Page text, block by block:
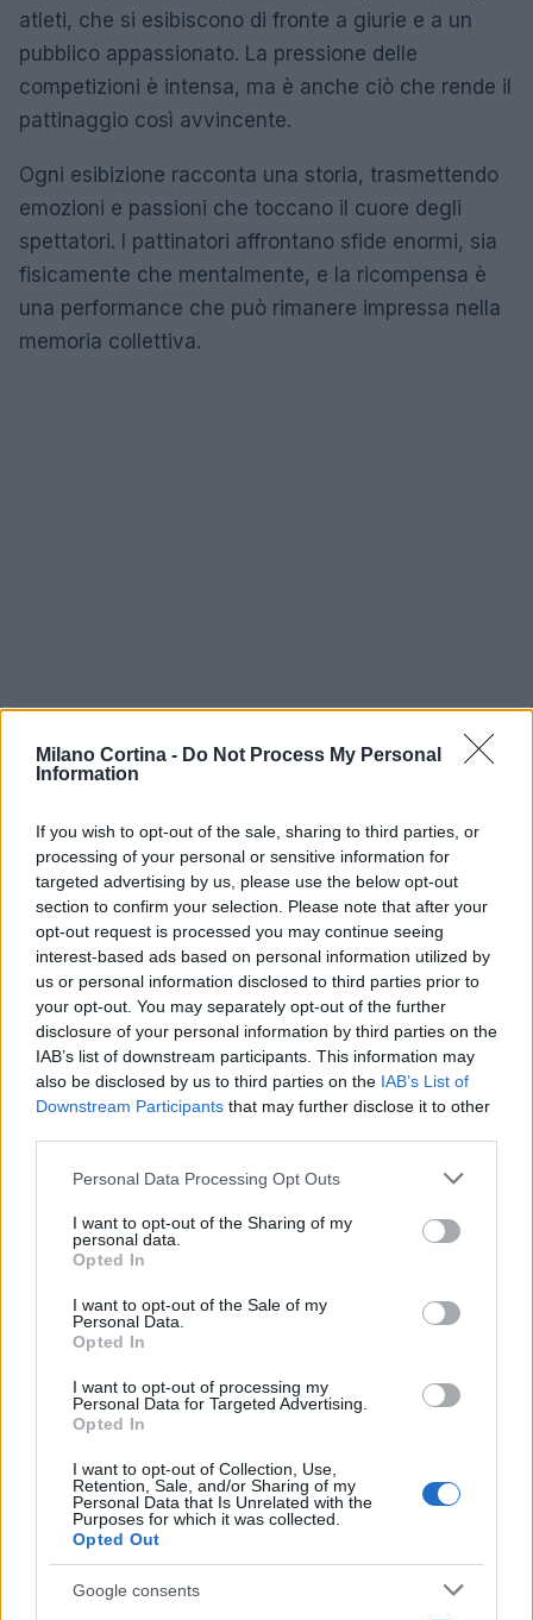
Milano Cortina - Do Not Process My Personal
Information
If you wish to opt-out of the sale, sharing to third parties, or
processing of your personal or sensitive information for
targeted advertising by us, please use the below opt-out
section to confirm your selection. Please note that after your
opt-out request is processed you may continue seeing
interest-based ads based on personal information utilized by
us or personal information disclosed to third parties prior to
your opt-out. You may separately opt-out of the further
disclosure of your personal information by third parties on the
IAB’s list of downstream participants. This information may
also be disclosed by us to third parties on the IAB’s List of
Downstream Participants that may further disclose it to other
Please note that this website/app uses one or more Google
not limited to your visit or usage behaviour. You may click to
grant or deny consent to Google and its third-party tags to
use your data for below specified purposes in below Google
consent section.
Personal Data Processing Opt Outs
I want to opt-out of the Sharing of my
personal data.
Opted In
I want to opt-out of the Sale of my
Personal Data.
Opted In
I want to opt-out of processing my
Personal Data for Targeted Advertising.
Opted In
I want to opt-out of Collection, Use,
Retention, Sale, and/or Sharing of my
Personal Data that Is Unrelated with the
Purposes for which it was collected.
Opted Out
Google consents
atleti, che si esibiscono di fronte a giurie e a un
pubblico appassionato. La pressione delle
competizioni è intensa, ma è anche ciò che rende il
pattinaggio così avvincente.
Ogni esibizione racconta una storia, trasmettendo
emozioni e passioni che toccano il cuore degli
spettatori. I pattinatori affrontano sfide enormi, sia
fisicamente che mentalmente, e la ricompensa è
una performance che può rimanere impressa nella
memoria collettiva.
AUTORE
AiAdhubMedia
Continua a leggere
NEWS